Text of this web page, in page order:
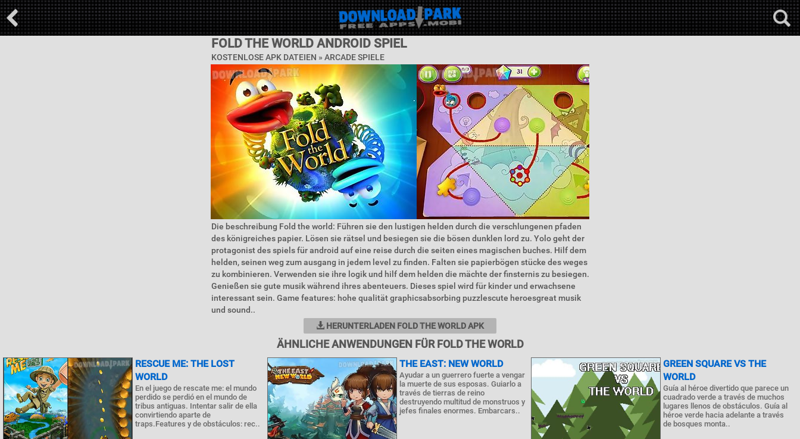
FOLD THE WORLD ANDROID SPIEL
KOSTENLOSE APK DATEIEN » ARCADE SPIELE
Die beschreibung Fold the world: Führen sie den lustigen helden durch die verschlungenen pfaden
des königreiches papier. Lösen sie rätsel und besiegen sie die bösen dunklen lord zu. Yolo geht der
protagonist des spiels für android auf eine reise durch die seiten eines magischen buches. Hilf dem
helden, seinen weg zum ausgang in jedem level zu finden. Falten sie papierbögen stücke des weges
zu kombinieren. Verwenden sie ihre logik und hilf dem helden die mächte der finsternis zu besiegen.
Genießen sie gute musik während ihres abenteuers. Dieses spiel wird für kinder und erwachsene
interessant sein. Game features: hohe qualität graphicsabsorbing puzzlescute heroesgreat musik
und sound..
HERUNTERLADEN FOLD THE WORLD APK
ÄHNLICHE ANWENDUNGEN FÜR FOLD THE WORLD
RESCUE ME: THE LOST
WORLD
En el juego de rescate me: el mundo
perdido se perdió en el mundo de
tribus antiguas. Intentar salir de ella
convirtiendo aparte de
traps.Features y de obstáculos: rec..
THE EAST: NEW WORLD
Ayudar a un guerrero fuerte a vengar
la muerte de sus esposas. Guiarlo a
través de tierras de reino
destruyendo multitud de monstruos y
jefes finales enormes. Embarcars..
GREEN SQUARE VS THE
WORLD
Guía al héroe divertido que parece un
cuadrado verde a través de muchos
lugares llenos de obstáculos. Guía al
héroe verde hacia adelante a través
de bosques monta..